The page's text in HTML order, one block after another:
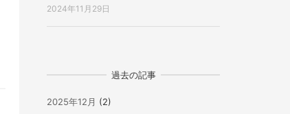
2024年11月29日
過去の記事
2025年12月 (2)